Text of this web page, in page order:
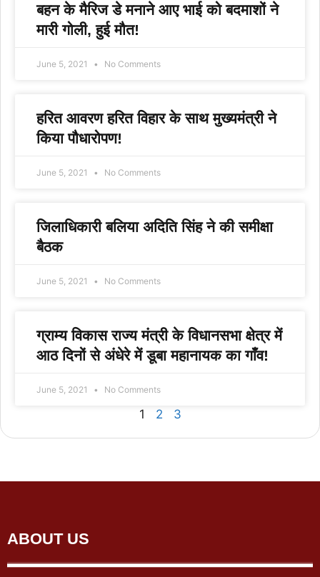
बहन के मैरिज डे मनाने आए भाई को बदमाशों ने
मारी गोली, हुई मौत!
June 5, 2021 No Comments
हरित आवरण हरित विहार के साथ मुख्यमंत्री ने
किया पौधारोपण!
June 5, 2021 No Comments
जिलाधिकारी बलिया अदिति सिंह ने की समीक्षा
बैठक
June 5, 2021 No Comments
ग्राम्य विकास राज्य मंत्री के विधानसभा क्षेत्र में
आठ दिनों से अंधेरे में डूबा महानायक का गाँव!
June 5, 2021 No Comments
1 2 3
ABOUT US